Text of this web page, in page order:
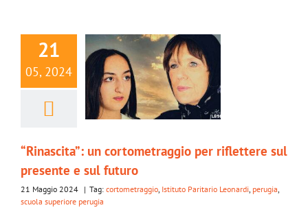
21
05, 2024
“Rinascita”: un cortometraggio per riflettere sul
presente e sul futuro
21 Maggio 2024 | Tag: cortometraggio Istituto Paritario Leonardi perugia
scuola superiore perugia